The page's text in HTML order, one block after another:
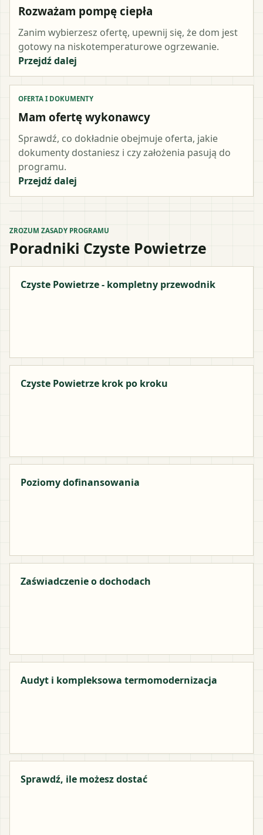
Rozważam pompę ciepła
Zanim wybierzesz ofertę, upewnij się, że dom jest
gotowy na niskotemperaturowe ogrzewanie.
Przejdź dalej
OFERTA I DOKUMENTY
Mam ofertę wykonawcy
Sprawdź, co dokładnie obejmuje oferta, jakie
dokumenty dostaniesz i czy założenia pasują do
programu.
Przejdź dalej
ZROZUM ZASADY PROGRAMU
Poradniki Czyste Powietrze
Czyste Powietrze - kompletny przewodnik
Czyste Powietrze krok po kroku
Poziomy dofinansowania
Zaświadczenie o dochodach
Audyt i kompleksowa termomodernizacja
Sprawdź, ile możesz dostać